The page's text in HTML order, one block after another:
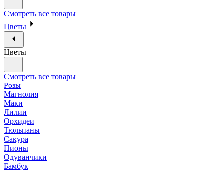
Смотреть все товары
Цветы
Цветы
Смотреть все товары
Розы
Магнолия
Маки
Лилии
Орхидеи
Тюльпаны
Сакура
Пионы
Одуванчики
Бамбук